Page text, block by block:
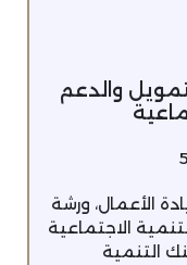
والدعم
الأعمال، ورشة
الاجتماعية
التنمية